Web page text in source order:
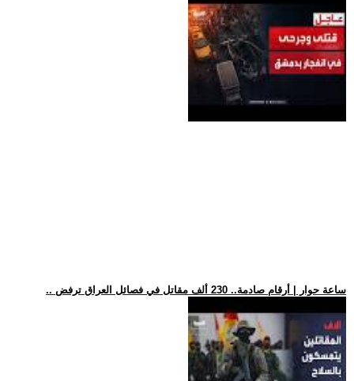
.. ساعة حوار | أرقام صادمة.. 230 ألف مقاتل في فصائل العراق ترفض